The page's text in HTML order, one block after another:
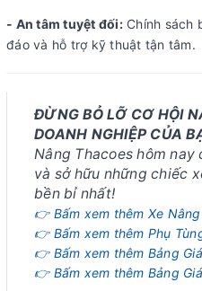
- An tâm tuyệt đối:Chính sách
đáo và hỗ trợ kỹ thuật tận tâm.
ĐỪNG BỎ LỠ CƠ HỘI
DOANH NGHIỆP CỦA
Nâng Thacoes hôm
và sở hữu những chiếc
bền bỉ nhất!
👉 Bấm xem thêm Xe
👉 Bấm xem thêm Phụ
👉 Bấm xem thêm Bảng
👉 Bấm xem thêm Bảng